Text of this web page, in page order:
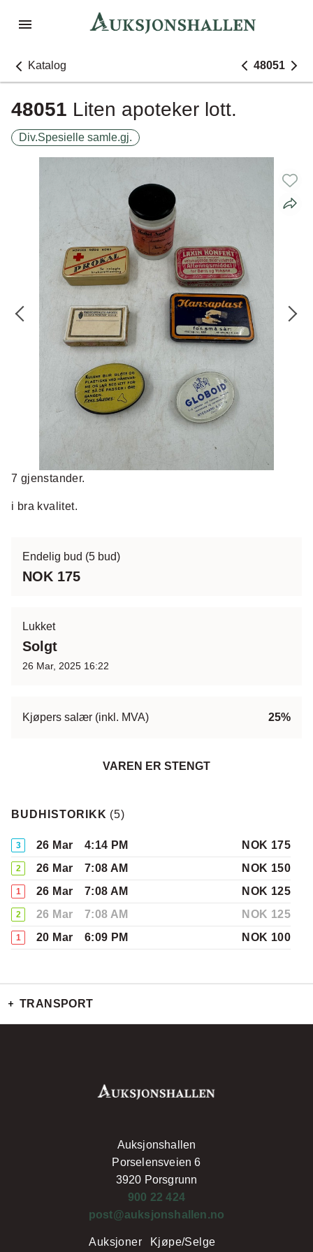
Katalog 48051
48051 Liten apoteker lott.
Div.Spesielle samle.gj.
7 gjenstander.
i bra kvalitet.
Endelig bud (5 bud)
NOK 175
Lukket
Solgt
26 Mar, 2025 16:22
Kjøpers salær (inkl. MVA) 25%
VAREN ER STENGT
BUDHISTORIKK (5)
3 26 Mar 4:14 PM NOK 175
2 26 Mar 7:08 AM NOK 150
1 26 Mar 7:08 AM NOK 125
2 26 Mar 7:08 AM NOK 125
1 20 Mar 6:09 PM NOK 100
TRANSPORT
Auksjonshallen
Porselensveien 6
3920 Porsgrunn
900 22 424
post@auksjonshallen.no
Auksjoner Kjøpe/Selge